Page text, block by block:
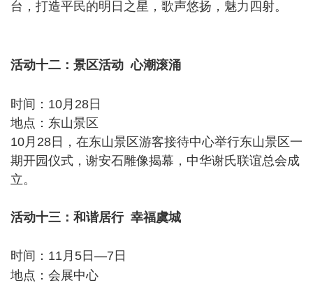
台，打造平民的明日之星，歌声悠扬，魅力四射。
活动十二：景区活动 心潮滚涌
时间：10月28日
地点：东山景区
10月28日，在东山景区游客接待中心举行东山景区一
期开园仪式，谢安石雕像揭幕，中华谢氏联谊总会成
立。
活动十三：和谐居行 幸福虞城
时间：11月5日—7日
地点：会展中心